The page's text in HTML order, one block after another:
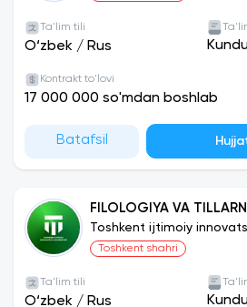
Ta'lim tili
O‘zbek / Rus
Kontrakt to'lovi
17 000 000 so'mdan boshlab
Batafsil
FILOLOGIYA VA
TILI
Toshkent ijtimoiy
Toshkent shahri
Ta'lim tili
O‘zbek / Rus